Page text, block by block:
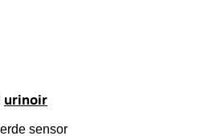
urinoir
sensor